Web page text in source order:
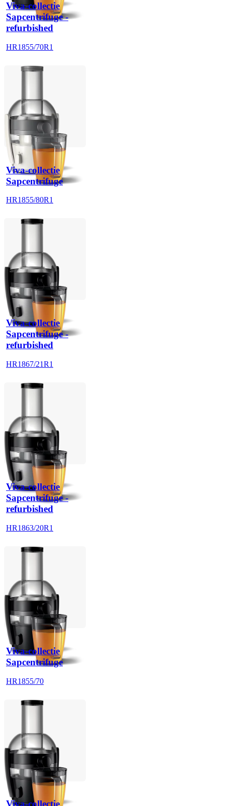
Viva-collectie
Sapcentrifuge -
refurbished
HR1855/70R1
Viva-collectie
Sapcentrifuge
HR1855/80R1
Viva-collectie
Sapcentrifuge -
refurbished
HR1867/21R1
Viva-collectie
Sapcentrifuge -
refurbished
HR1863/20R1
Viva-collectie
Sapcentrifuge
HR1855/70